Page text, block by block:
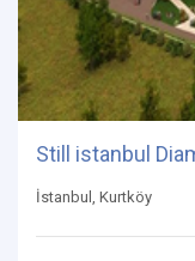
Still istanbul
İstanbul, Kurtköy